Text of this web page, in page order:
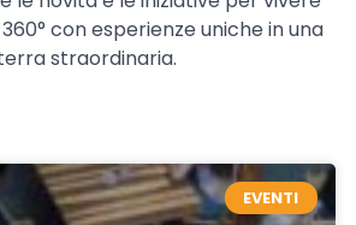
con esperienze uniche in una
straordinaria.
EVENTI